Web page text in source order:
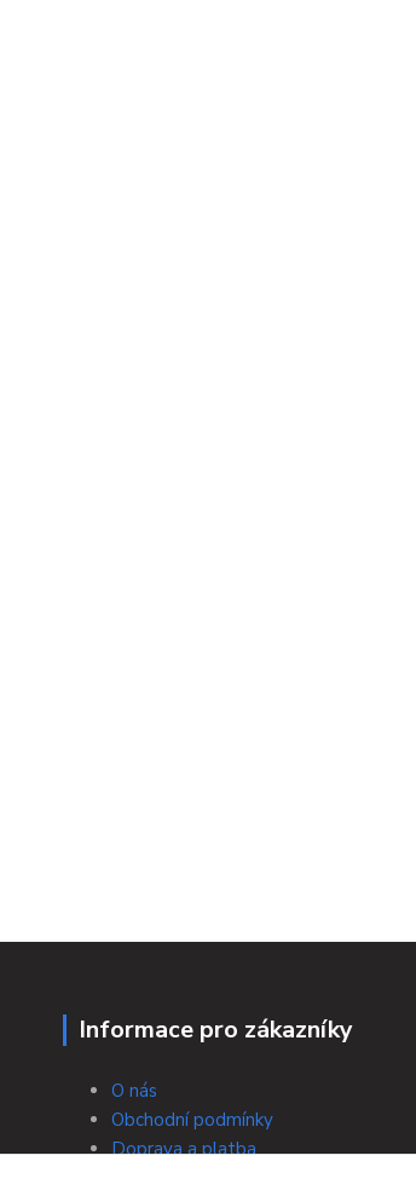
Informace pro zákazníky
O nás
Obchodní podmínky
Doprava a platba